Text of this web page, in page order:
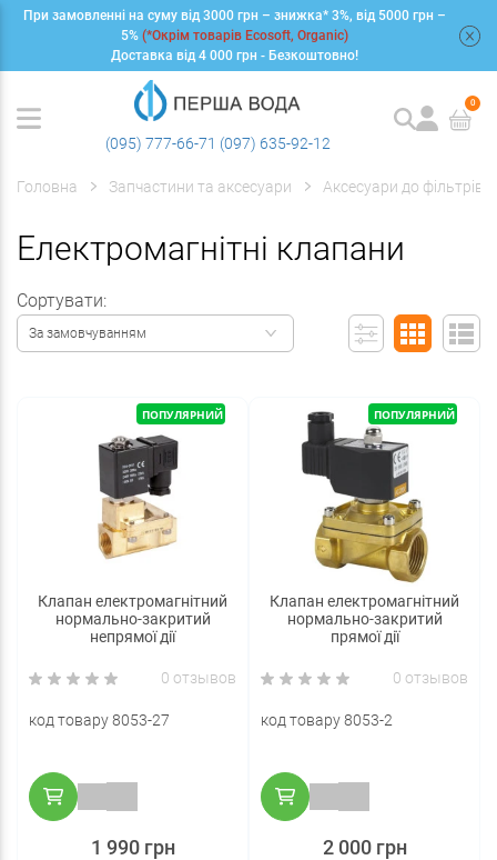
При замовленні на суму від 3000 грн – знижка* 3%, від 5000 грн –
5% (*Окрім товарів Ecosoft, Organic)
Доставка від 4 000 грн - Безкоштовно!
(095) 777-66-71 (097) 635-92-12
0
Головна Запчастини та аксесуари Аксесуари до фільтрів
Електромагнітні клапани
Сортувати:
За замовчуванням
ПОПУЛЯРНИЙ
Клапан електромагнітний
нормально-закритий
непрямої дії
0 отзывов
код товару 8053-27
1 990 грн
ПОПУЛЯРНИЙ
Клапан електромагнітний
нормально-закритий
прямої дії
0 отзывов
код товару 8053-2
2 000 грн